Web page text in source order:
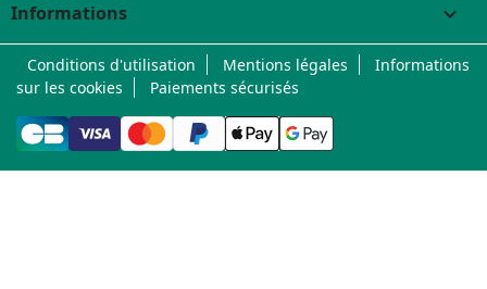
Informations keyboard_arrow_down
Conditions d'utilisation Mentions légales
Informations
sur les cookies
Paiements sécurisés